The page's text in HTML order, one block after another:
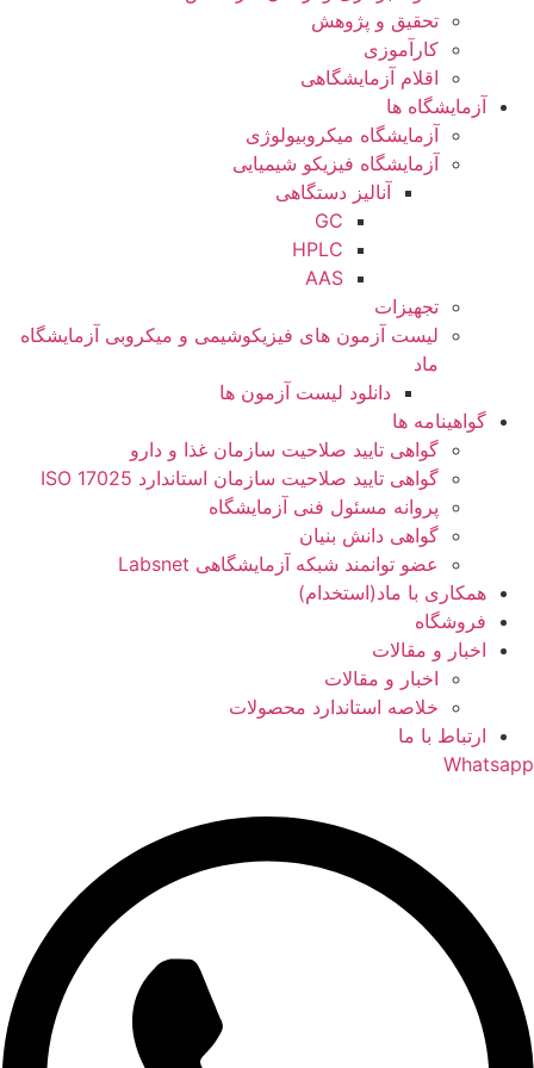
تحقیق و پژوهش
کارآموزی
اقلام آزمایشگاهی
آزمایشگاه ها
آزمایشگاه میکروبیولوژی
آزمایشگاه فیزیکو شیمیایی
آنالیز دستگاهی
GC
HPLC
AAS
تجهیزات
لیست آزمون های فیزیکوشیمی و میکروبی آزمایشگاه
ماد
دانلود لیست آزمون ها
گواهینامه ها
گواهی تایید صلاحیت سازمان غذا و دارو
گواهی تایید صلاحیت سازمان استاندارد ISO 17025
پروانه مسئول فنی آزمایشگاه
گواهی دانش بنیان
عضو توانمند شبکه آزمایشگاهی Labsnet
همکاری با ماد(استخدام)
فروشگاه
اخبار و مقالات
اخبار و مقالات
خلاصه استاندارد محصولات
ارتباط با ما
Whatsapp